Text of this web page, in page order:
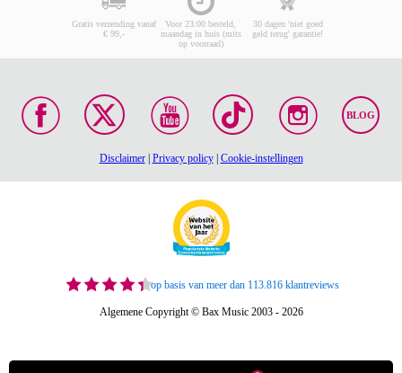
Gratis verzending vanaf
€ 99,-
Voor 23:00 besteld,
maandag in huis (mits
op voorraad)
30 dagen 'niet goed
geld terug' garantie!
BLOG
Disclaimer| Privacy policy| Cookie-instellingen
op basis van meer dan 113.816 klantreviews
Algemene Copyright © Bax Music 2003 - 2026